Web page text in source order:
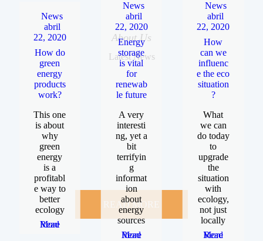
About Us
Latest News
News
abril
22, 2020
How do
green
energy
products
work?
This one
is about
why
green
energy
is a
profitabl
e way to
better
ecology
Read More
News
abril
22, 2020
Energy
storage
is vital
for
renewab
le future
A very
interesti
ng, yet a
bit
terrifyin
g
informat
ion
about
energy
sources
Read More
News
abril
22, 2020
How
can we
influenc
e the eco
situation
?
What
we can
do today
to
upgrade
the
situation
with
ecology,
not just
locally
Read More
READ MORE